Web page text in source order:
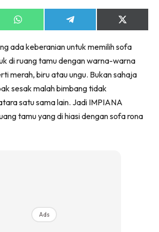
Tamu
Makeover
Ruang Selebriti
Share
on
Share
on
Share
on
(Twitter)
ada keberanian untuk memilih sofa
di ruang tamu dengan warna-warna
merah, biru atau ungu. Bukan sahaja
sesak malah bimbang tidak
satu sama lain. Jadi IMPIANA
tamu yang di hiasi dengan sofa rona
Ads